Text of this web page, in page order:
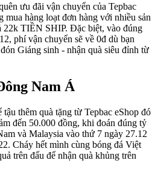
ưu đãi vận chuyển của Tepbac
mua hàng loạt đơn hàng với nhiều sản
22k TIỀN SHIP. Đặc biệt, vào đúng
phí vận chuyển sẽ về 0đ dù bạn
Giáng sinh - nhận quà siêu đỉnh từ
Nam Á
thêm quà tặng từ Tepbac eShop đó
đến 50.000 đồng, khi đoán đúng tỷ
và Malaysia vào thứ 7 ngày 27.12
Cháy hết mình cùng bóng đá Việt
trên đấu để nhận quà khủng trên